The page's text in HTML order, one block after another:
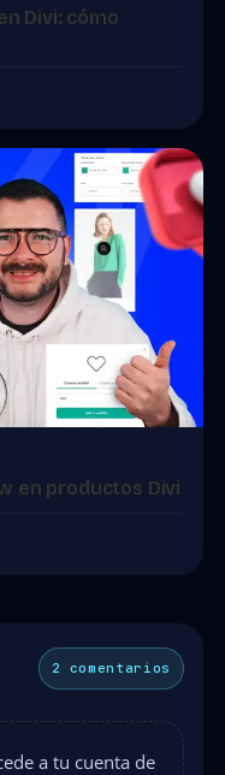
Divi: cómo
en productos Divi
2 comentarios
a tu cuenta de